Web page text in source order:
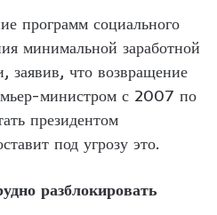
программ социального
минимальной заработной
заявив, что возвращение
министром с 2007 по
президентом
под угрозу это.
разблокировать